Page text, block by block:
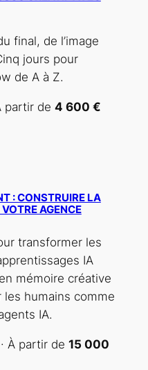
final, de l’image
jours pour
de A à Z.
partir de 4 600 €
: CONSTRUIRE LA
AGENCE
transformer les
IA
mémoire créative
humains comme
IA.
À partir de 15 000